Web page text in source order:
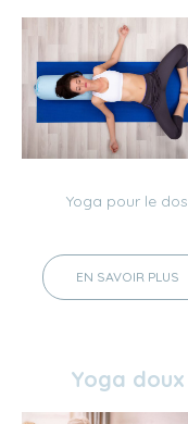
Yoga pour le dos
EN SAVOIR PLUS
Yoga doux